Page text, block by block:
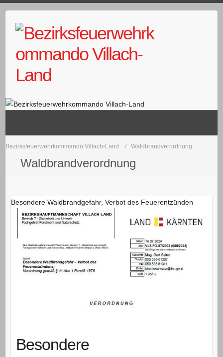
content
Bezirksfeuerwehrkommando Villach-Land Waldbrandverordnung
Waldbrandverordnung
Besondere Waldbrandgefahr, Verbot des Feuerentzünden
Besondere